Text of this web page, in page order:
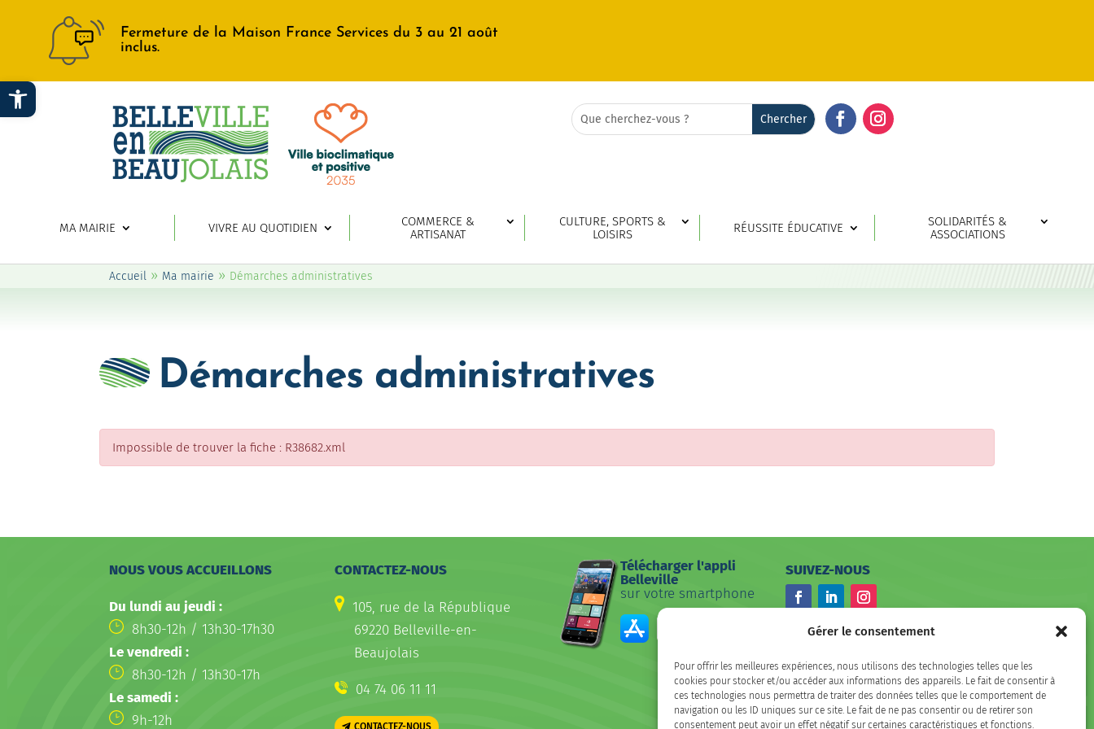
Ouvrir la barre d’outils
Gérer le consentement
Pour offrir les meilleures expériences, nous utilisons des technologies telles que les
cookies pour stocker et/ou accéder aux informations des appareils. Le fait de consentir à
ces technologies nous permettra de traiter des données telles que le comportement de
navigation ou les ID uniques sur ce site. Le fait de ne pas consentir ou de retirer son
consentement peut avoir un effet négatif sur certaines caractéristiques et fonctions.
Fermeture de la Maison France Services du 3 au 21 août
inclus.
Rechercher:
Search
for...
MA MAIRIE VIVRE AU QUOTIDIEN
COMMERCE &
ARTISANAT
CULTURE, SPORTS &
LOISIRS
RÉUSSITE ÉDUCATIVE
SOLIDARITÉS &
ASSOCIATIONS
Accueil » Ma mairie » Démarches administratives
Démarches administratives
Impossible de trouver la fiche : R38682.xml
NOUS VOUS ACCUEILLONS
Du lundi au jeudi :
8h30-12h / 13h30-17h30
Le vendredi :
8h30-12h / 13h30-17h
Le samedi :
9h-12h
CONTACTEZ-NOUS
105, rue de la République
69220 Belleville-en-
Beaujolais
04 74 06 11 11
Télécharger l'appli
Belleville
sur votre smartphone
SUIVEZ-NOUS